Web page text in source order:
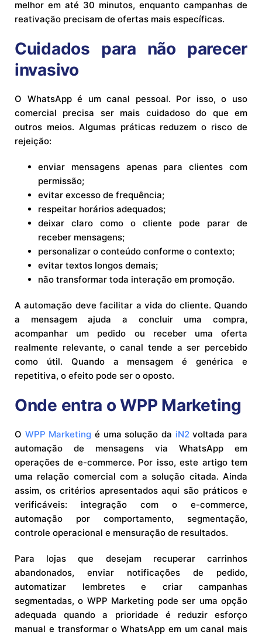
melhor em até 30 minutos, enquanto campanhas de
reativação precisam de ofertas mais específicas.
Cuidados para não parecer
invasivo
O WhatsApp é um canal pessoal. Por isso, o uso
comercial precisa ser mais cuidadoso do que em
outros meios. Algumas práticas reduzem o risco de
rejeição:
enviar mensagens apenas para clientes com
permissão;
evitar excesso de frequência;
respeitar horários adequados;
deixar claro como o cliente pode parar de
receber mensagens;
personalizar o conteúdo conforme o contexto;
evitar textos longos demais;
não transformar toda interação em promoção.
A automação deve facilitar a vida do cliente. Quando
a mensagem ajuda a concluir uma compra,
acompanhar um pedido ou receber uma oferta
realmente relevante, o canal tende a ser percebido
como útil. Quando a mensagem é genérica e
repetitiva, o efeito pode ser o oposto.
Onde entra o WPP Marketing
O WPP Marketing é uma solução da iN2voltada para
automação de mensagens via WhatsApp em
operações de e-commerce. Por isso, este artigo tem
uma relação comercial com a solução citada. Ainda
assim, os critérios apresentados aqui são práticos e
verificáveis: integração com o e-commerce,
automação por comportamento, segmentação,
controle operacional e mensuração de resultados.
Para lojas que desejam recuperar carrinhos
abandonados, enviar notificações de pedido,
automatizar lembretes e criar campanhas
segmentadas, o WPP Marketing pode ser uma opção
adequada quando a prioridade é reduzir esforço
manual e transformar o WhatsApp em um canal mais